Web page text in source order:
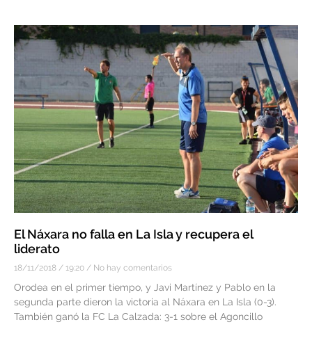
El Náxara no falla en La Isla y recupera el
liderato
18/11/2018 19:20 No hay comentarios
Orodea en el primer tiempo, y Javi Martínez y Pablo en la
segunda parte dieron la victoria al Náxara en La Isla (0-3).
También ganó la FC La Calzada: 3-1 sobre el Agoncillo